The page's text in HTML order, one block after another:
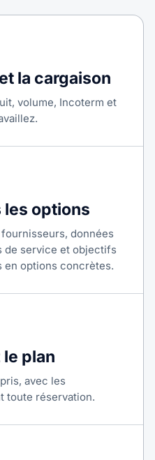
la cargaison
volume, Incoterm et
les options
données
de service et objectifs
en options concrètes.
plan
avec les
toute réservation.